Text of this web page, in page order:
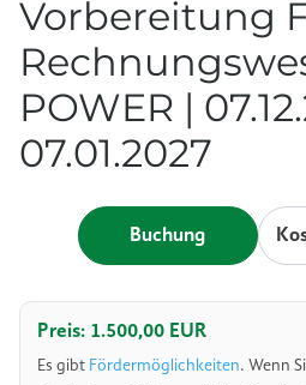
Vorbereitung
POWER |
07.01.2027
Buchung
Preis: 1.500,00 EUR
Es gibt Fördermöglichkeiten. Wenn